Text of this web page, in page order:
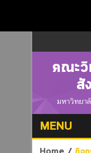
คณะวิ
สั
มหาวิทยา
MENU